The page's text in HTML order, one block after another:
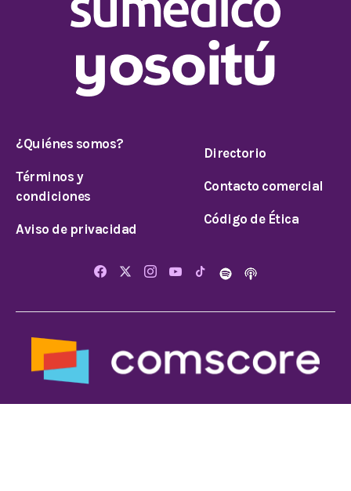
¿Quiénes somos?
Términos y
condiciones
Aviso de privacidad
Directorio
Contacto comercial
Código de Ética